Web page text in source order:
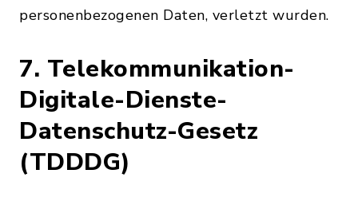
personenbezogenen Daten, verletzt wurden.
7. Telekommunikation-
Digitale-Dienste-
Datenschutz-Gesetz
(TDDDG)